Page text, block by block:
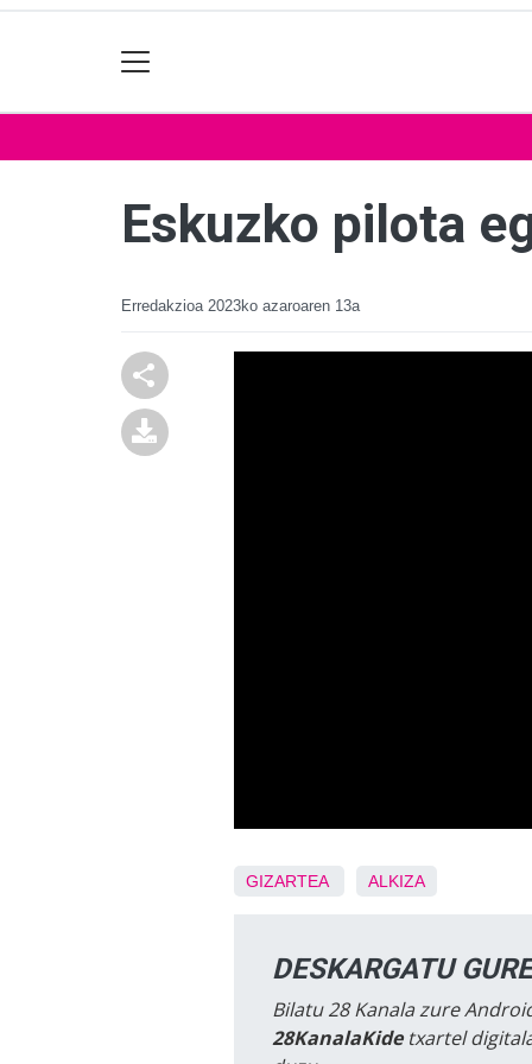
Eskuzko pilota
Erredakzioa 2023ko azaroaren 13a
GIZARTEA ALKIZA
DESKARGATU
Bilatu 28 Kanala zure
28KanalaKidetxartel